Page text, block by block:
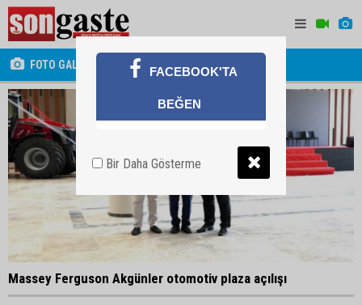
FOTO GALERİ
Massey Ferguson Akgünler otomotiv plaza açılışı
FACEBOOK'TA
BEĞEN
Bir Daha Gösterme